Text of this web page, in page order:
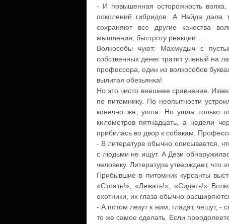
- И повышенная осторожность
поколений гибридов. А Найда дала
сохраняют все другие качества
мышления, быстроту реакции…
Волкособы чуют: Махмудыч с
собственных денег тратит ученый на
профессора, один из волкособов
вылитая обезьянка!
Но это чисто внешнее сравнение.
по питомнику. По неопытности
конечно же, ушла. Но ушла только
километров пятнадцать, а недели
прибилась во двор к собакам.
- В литературе обычно описывается,
с людьми не ищут. А Дези
человеку. Литература утверждает, что
Прибывшие в питомник курсанты
«Стоять!», «Лежать!», «Сидеть!»
охотники, их глаза обычно
- А потом лезут к ним, гладят, чешут,
то же самое сделать. Если